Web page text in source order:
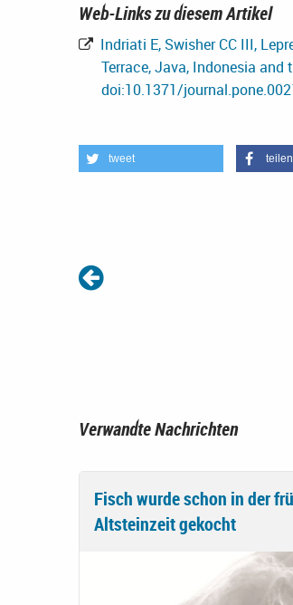
Web-Links zu diesem Artikel
Indriati E, Swisher CC III,
Terrace, Java, Indonesia and
doi:10.1371/
tweet teilen
Verwandte Nachrichten
Fisch wurde schon in der
Altsteinzeit gekocht